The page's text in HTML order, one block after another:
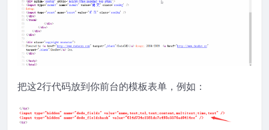
把这2行代码放到你前台的模板表单，例如：